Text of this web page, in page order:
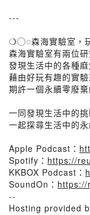
---
❍◯◌森海實驗室，
森海實驗室有兩位研
發現生活中的各種麻
藉由好玩有趣的實驗
期許一個永續零廢棄
一同發現生活中的挑
一起探尋生活中的
Apple Podcast：
Spotify： https://
KKBOX Podcast：
SoundOn： https://
--
Hosting provided